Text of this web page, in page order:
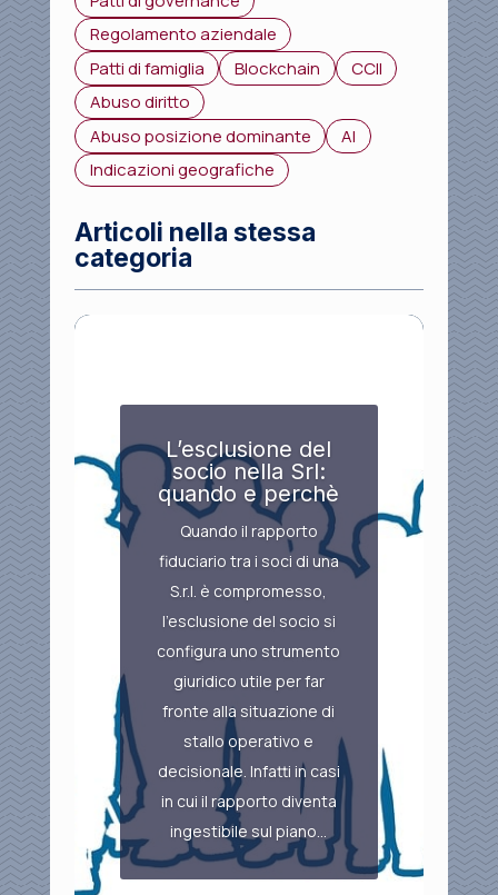
Regolamento aziendale
Patti di famiglia
Blockchain
CCII
Abuso diritto
Abuso posizione dominante
AI
Indicazioni geografiche
Articoli nella stessa
categoria
L’esclusione del
socio nella Srl:
quando e perchè
Quando il rapporto
fiduciario tra i soci di una
S.r.l. è compromesso,
l’esclusione del socio si
configura uno strumento
giuridico utile per far
fronte alla situazione di
stallo operativo e
decisionale. Infatti in casi
in cui il rapporto diventa
ingestibile sul piano...